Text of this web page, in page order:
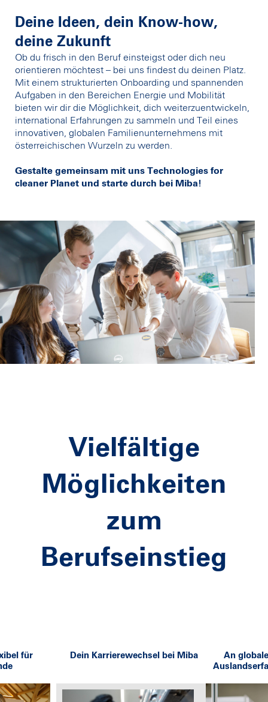
Deine Ideen, dein Know-how,
deine Zukunft
Ob du frisch in den Beruf einsteigst oder dich neu
orientieren möchtest – bei uns findest du deinen Platz.
Mit einem strukturierten Onboarding und spannenden
Aufgaben in den Bereichen Energie und Mobilität
bieten wir dir die Möglichkeit, dich weiterzuentwickeln,
international Erfahrungen zu sammeln und Teil eines
innovativen, globalen Familienunternehmens mit
österreichischen Wurzeln zu werden.
Gestalte gemeinsam mit uns Technologies for
cleaner Planet und starte durch bei Miba!
Vielfältige
Möglichkeiten
zum
Berufseinstieg